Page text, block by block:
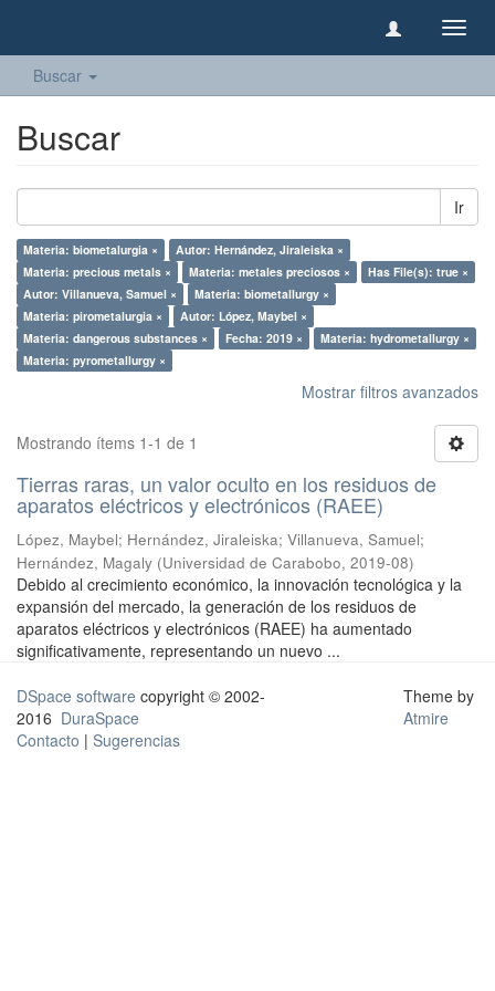
Buscar
Buscar
Ir
Materia: biometalurgia ×
Autor: Hernández, Jiraleiska ×
Materia: precious metals ×
Materia: metales preciosos ×
Has File(s): true ×
Autor: Villanueva, Samuel ×
Materia: biometallurgy ×
Materia: pirometalurgia ×
Autor: López, Maybel ×
Materia: dangerous substances ×
Fecha: 2019 ×
Materia: hydrometallurgy ×
Materia: pyrometallurgy ×
Mostrar filtros avanzados
Mostrando ítems 1-1 de 1
Tierras raras, un valor oculto en los residuos de
aparatos eléctricos y electrónicos (RAEE)
López, Maybel; Hernández, Jiraleiska; Villanueva, Samuel;
Hernández, Magaly (Universidad de Carabobo, 2019-08)
Debido al crecimiento económico, la innovación tecnológica y la
expansión del mercado, la generación de los residuos de
aparatos eléctricos y electrónicos (RAEE) ha aumentado
significativamente, representando un nuevo ...
DSpace software copyright © 2002-
2016 DuraSpace
Contacto | Sugerencias
Theme by
Atmire